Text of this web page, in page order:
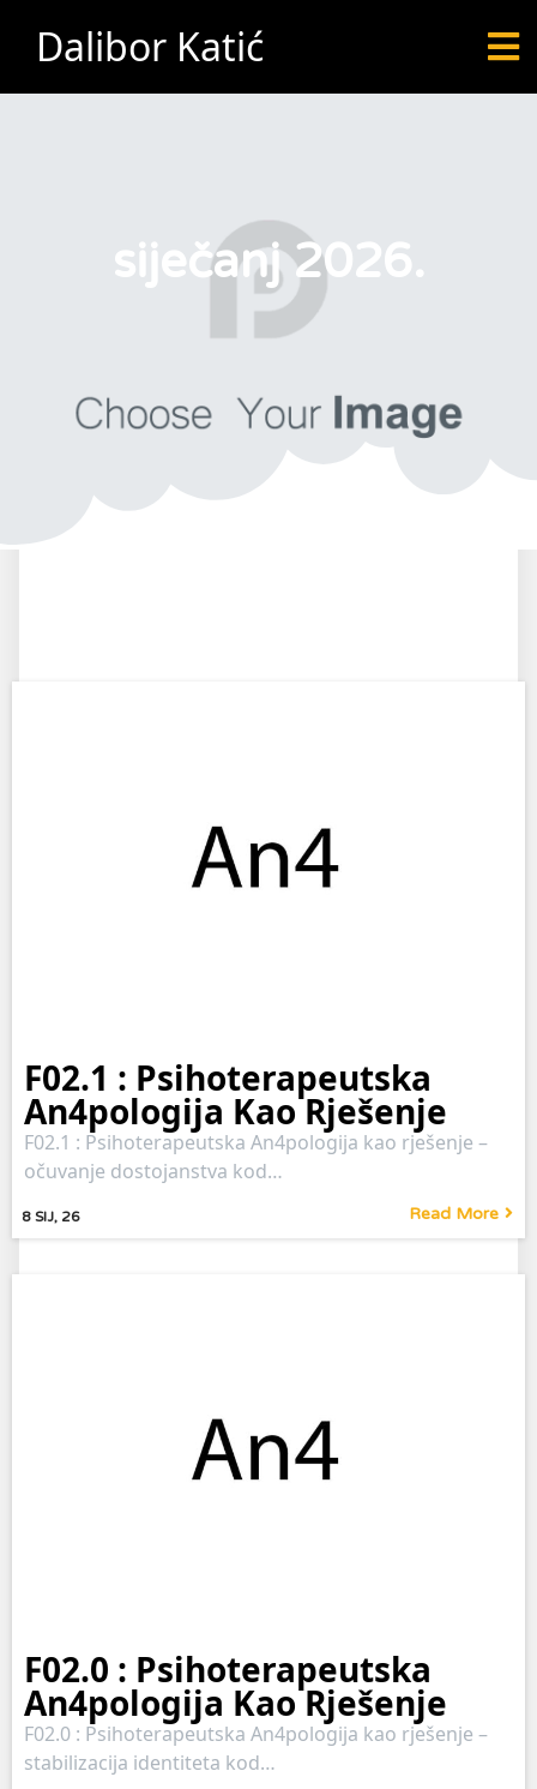
Dalibor Katić
siječanj 2026.
F02.1 : Psihoterapeutska
An4pologija Kao Rješenje
8 SIJ, 26
F02.1 : Psihoterapeutska An4pologija kao rješenje –
očuvanje dostojanstva kod…
Read More
F02.0 : Psihoterapeutska
An4pologija Kao Rješenje
F02.0 : Psihoterapeutska An4pologija kao rješenje –
stabilizacija identiteta kod…